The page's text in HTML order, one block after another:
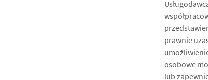
prawnie
osobowe
lub